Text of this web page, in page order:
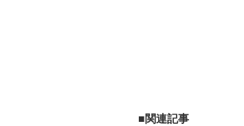
■関連記事